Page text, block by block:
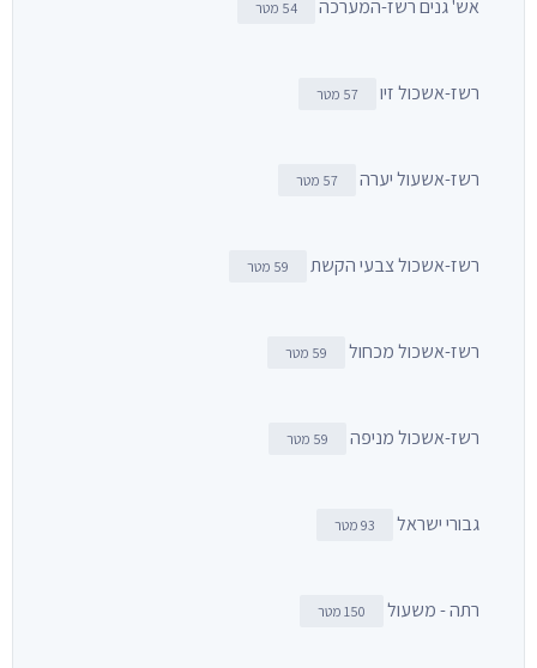
אש' גנים רשז-המערכה 54 מטר
רשז-אשכול זיו 57 מטר
רשז-אשעול יערה 57 מטר
רשז-אשכול צבעי הקשת 59 מטר
רשז-אשכול מכחול 59 מטר
רשז-אשכול מניפה 59 מטר
גבורי ישראל 93 מטר
רתה - משעול 150 מטר